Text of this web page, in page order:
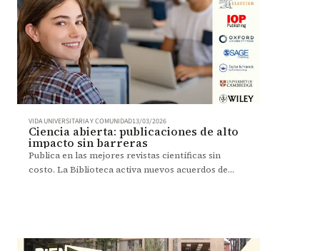
VIDA UNIVERSITARIA Y COMUNIDAD13/03/2026
Ciencia abierta: publicaciones de alto
impacto sin barreras
Publica en las mejores revistas científicas sin
costo. La Biblioteca activa nuevos acuerdos de